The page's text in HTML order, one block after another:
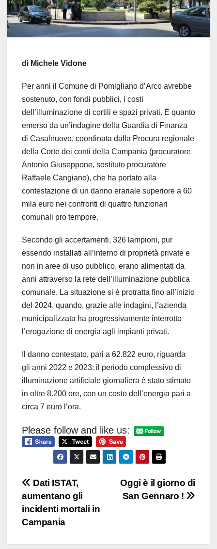
di Michele Vidone
Per anni il Comune di Pomigliano d’Arco avrebbe
sostenuto, con fondi pubblici, i costi
dell’illuminazione di cortili e spazi privati. È quanto
emerso da un’indagine della Guardia di Finanza
di Casalnuovo, coordinata dalla Procura regionale
della Corte dei conti della Campania (procuratore
Antonio Giuseppone, sostituto procuratore
Raffaele Cangiano), che ha portato alla
contestazione di un danno erariale superiore a 60
mila euro nei confronti di quattro funzionari
comunali pro tempore.
Secondo gli accertamenti, 326 lampioni, pur
essendo installati all’interno di proprietà private e
non in aree di uso pubblico, erano alimentati da
anni attraverso la rete dell’illuminazione pubblica
comunale. La situazione si è protratta fino all’inizio
del 2024, quando, grazie alle indagini, l’azienda
municipalizzata ha progressivamente interrotto
l’erogazione di energia agli impianti privati.
Il danno contestato, pari a 62.822 euro, riguarda
gli anni 2022 e 2023: il periodo complessivo di
illuminazione artificiale giornaliera è stato stimato
in oltre 8.200 ore, con un costo dell’energia pari a
circa 7 euro l’ora.
Please follow and like us:
Navigazione
articoli
Oggi è il giorno di
San Gennaro !
Dati ISTAT,
aumentano gli
incidenti mortali in
Campania